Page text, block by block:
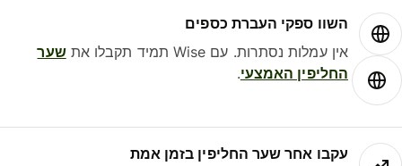
השוו ספקי העברת כספים
אין עמלות נסתרות. עם Wise תמיד תקבלו את
שער
החליפין האמצעי.
עקבו אחר שער החליפין בזמן אמת